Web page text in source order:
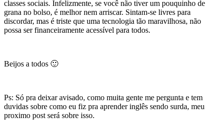
classes sociais. Infelizmente, se você não tiver um pouquinho de
grana no bolso, é melhor nem arriscar. Sintam-se livres para
discordar, mas é triste que uma tecnologia tão maravilhosa, não
possa ser financeiramente acessível para todos.
Beijos a todos 🙂
Ps: Só pra deixar avisado, como muita gente me pergunta e tem
duvidas sobre como eu fiz pra aprender inglês sendo surda, meu
proximo post será sobre isso.